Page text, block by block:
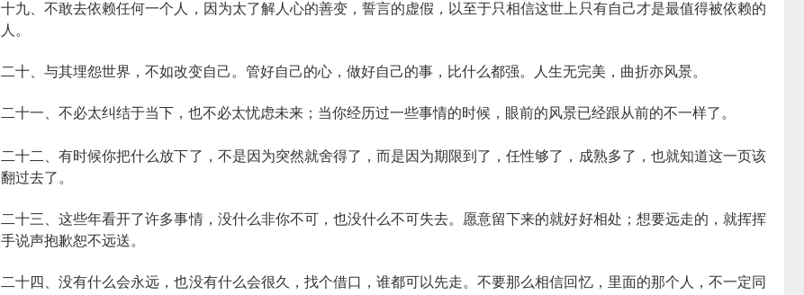
十九、不敢去依赖任何一个人，因为太了解人心的善变，誓言的虚假，以至于只相信这世上只有自己才是最值得被依赖的
人。
二十、与其埋怨世界，不如改变自己。管好自己的心，做好自己的事，比什么都强。人生无完美，曲折亦风景。
二十一、不必太纠结于当下，也不必太忧虑未来；当你经历过一些事情的时候，眼前的风景已经跟从前的不一样了。
二十二、有时候你把什么放下了，不是因为突然就舍得了，而是因为期限到了，任性够了，成熟多了，也就知道这一页该
翻过去了。
二十三、这些年看开了许多事情，没什么非你不可，也没什么不可失去。愿意留下来的就好好相处；想要远走的，就挥挥
手说声抱歉恕不远送。
二十四、没有什么会永远，也没有什么会很久，找个借口，谁都可以先走。不要那么相信回忆，里面的那个人，不一定同